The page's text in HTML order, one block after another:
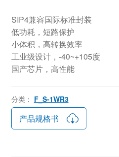
SIP4兼容国际标准封装
低功耗，短路保护
小体积，高转换效率
工业级设计，-40~+105度
国产芯片，高性能
分类： F_S-1WR3
产品规格书